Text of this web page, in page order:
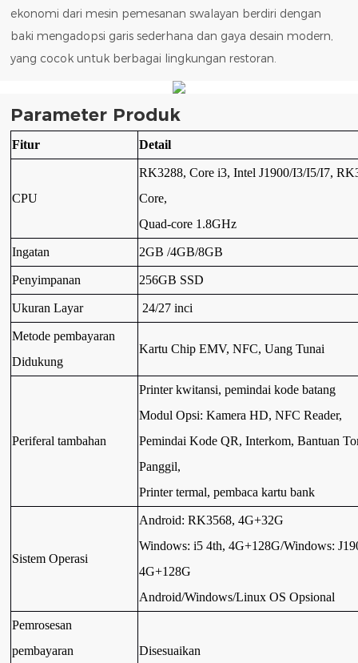
ekonomi dari mesin pemesanan swalayan berdiri dengan
baki mengadopsi garis sederhana dan gaya desain modern,
yang cocok untuk berbagai lingkungan restoran.
Parameter Produk
Fitur Detail
CPU
RK3288, Core i3, Intel J1900/I3/I5/I7,
Core,
Quad-core 1.8GHz
Ingatan 2GB /4GB/8GB
Penyimpanan 256GB SSD
Ukuran Layar 24/27 inci
Metode pembayaran
Didukung
Kartu Chip EMV, NFC, Uang Tunai
Periferal tambahan
Printer kwitansi, pemindai kode batang
Modul Opsi: Kamera HD, NFC Reader,
Pemindai Kode QR, Interkom, Bantuan
Panggil,
Printer termal, pembaca kartu bank
Sistem Operasi
Android: RK3568, 4G+32G
Windows: i5 4th, 4G+128G/Windows:
4G+128G
Android/Windows/Linux OS Opsional
Pemrosesan
pembayaran
Disesuaikan